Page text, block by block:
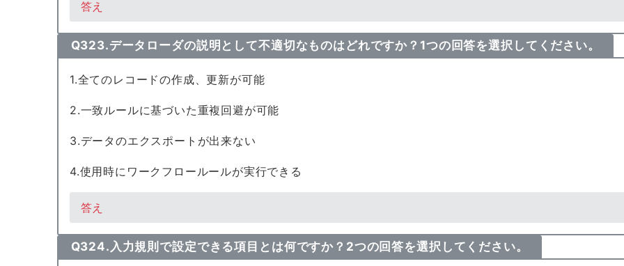
答え
Q323.データローダの説明として不適切なものはどれですか？1つの回答を選択してください。
1.全てのレコードの作成、更新が可能
2.一致ルールに基づいた重複回避が可能
3.データのエクスポートが出来ない
4.使用時にワークフロールールが実行できる
答え
Q324.入力規則で設定できる項目とは何ですか？2つの回答を選択してください。